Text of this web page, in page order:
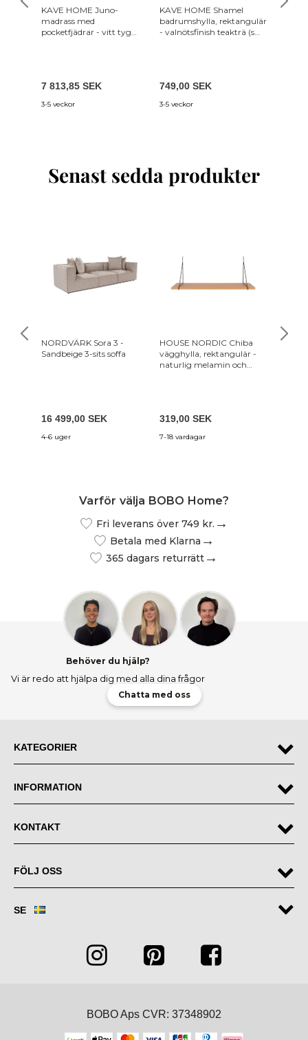
KAVE HOME Juno-
madrass med
pocketfjädrar - vitt tyg
7 813,85 SEK
3-5 veckor
KAVE HOME Shamel
badrumshylla, rektangulär
- valnötsfinish teakträ (set
749,00 SEK
3-5 veckor
Senast sedda produkter
NORDVÄRK Sora 3 -
Sandbeige 3-sits soffa
16 499,00 SEK
4-6 uger
HOUSE NORDIC Chiba
vägghylla, rektangulär -
naturlig melamin och
319,00 SEK
7-18 vardagar
Varför välja BOBO Home?
Fri leverans över 749 kr.
Betala med Klarna
365 dagars returrätt
Behöver du hjälp?
Vi är redo att hjälpa dig med alla dina frågor
Chatta med oss
KATEGORIER
INFORMATION
KONTAKT
FÖLJ OSS
SE
BOBO Aps CVR: 37348902